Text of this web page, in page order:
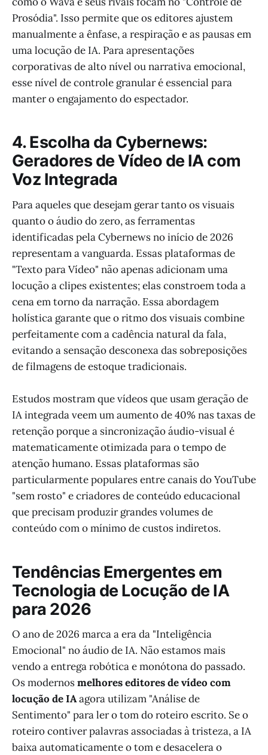
Prosódia". Isso permite que os editores ajustem
manualmente a ênfase, a respiração e as pausas em
uma locução de IA. Para apresentações
corporativas de alto nível ou narrativa emocional,
esse nível de controle granular é essencial para
manter o engajamento do espectador.
4. Escolha da Cybernews:
Geradores de Vídeo de IA com
Voz Integrada
Para aqueles que desejam gerar tanto os visuais
quanto o áudio do zero, as ferramentas
identificadas pela Cybernews no início de 2026
representam a vanguarda. Essas plataformas de
"Texto para Vídeo" não apenas adicionam uma
locução a clipes existentes; elas constroem toda a
cena em torno da narração. Essa abordagem
holística garante que o ritmo dos visuais combine
perfeitamente com a cadência natural da fala,
evitando a sensação desconexa das sobreposições
de filmagens de estoque tradicionais.
Estudos mostram que vídeos que usam geração de
IA integrada veem um aumento de 40% nas taxas de
retenção porque a sincronização áudio-visual é
matematicamente otimizada para o tempo de
atenção humano. Essas plataformas são
particularmente populares entre canais do YouTube
"sem rosto" e criadores de conteúdo educacional
que precisam produzir grandes volumes de
conteúdo com o mínimo de custos indiretos.
Tendências Emergentes em
Tecnologia de Locução de IA
para 2026
O ano de 2026 marca a era da "Inteligência
Emocional" no áudio de IA. Não estamos mais
vendo a entrega robótica e monótona do passado.
Os modernosmelhores editores de vídeo com
locução de IAagora utilizam "Análise de
Sentimento" para ler o tom do roteiro escrito. Se o
roteiro contiver palavras associadas à tristeza, a IA
baixa automaticamente o tom e desacelera o